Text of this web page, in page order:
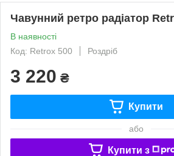
Чавунний ретро радіатор
В наявності
Код: Retrox 500
Роздріб
3 220 ₴
Купити
або
Купити з